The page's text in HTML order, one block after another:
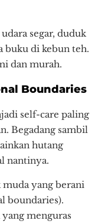
segar, duduk
buku di kebun teh.
dan murah.
Boundaries
self-care paling
Begadang sambil
hutang
nantinya.
muda yang berani
boundaries).
yang menguras